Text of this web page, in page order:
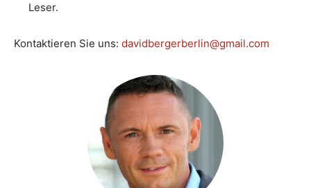
Leser.
Kontaktieren Sie uns: davidbergerberlin@gmail.com